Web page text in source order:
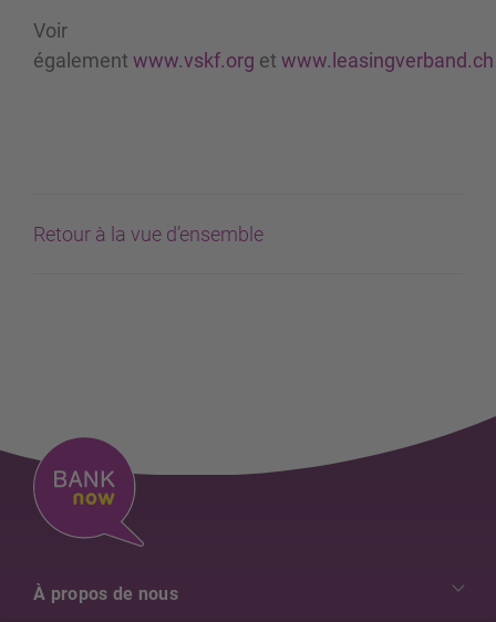
Voir
également www.vskf.org et www.leasingverband.ch
Retour à la vue d’ensemble
À propos de nous